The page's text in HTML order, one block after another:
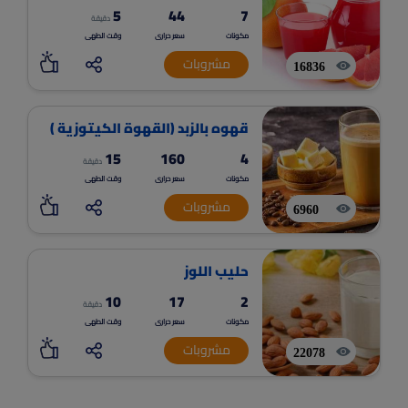
16836
7
مكونات
44
سعر حرارى
5 دقيقة
وقت الطهى
مشروبات
6960
قهوه بالزبد (القهوة الكيتوزية )
4
مكونات
160
سعر حرارى
15 دقيقة
وقت الطهى
مشروبات
22078
حليب اللوز
2
مكونات
17
سعر حرارى
10 دقيقة
وقت الطهى
مشروبات